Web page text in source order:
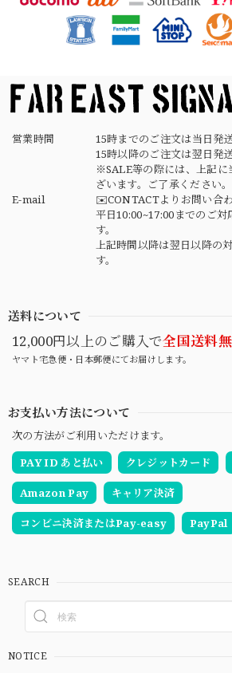
2026/04/02
営業時間
15時までのご注文は当日発
15時以降のご注文は翌日発
※SALE等の際には、上記に
ざいます。ご了承ください。
E-mail
✉️CONTACTよりお問い合わ
平日10:00~17:00までのご
す。
上記時間以降は翌日以降の
す。
送料について
12,000円以上のご購入で全国送料無
ヤマト宅急便・日本郵便にてお届けします。
お支払い方法について
次の方法がご利用いただけます。
PAY ID あと払い
クレジットカード
Amazon Pay キャリア決済
コンビニ決済またはPay-easy PayPal
SEARCH
NOTICE